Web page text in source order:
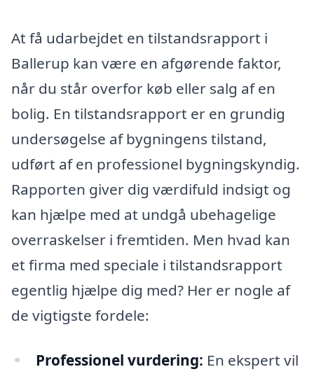
At få udarbejdet en tilstandsrapport i
Ballerup kan være en afgørende faktor,
når du står overfor køb eller salg af en
bolig. En tilstandsrapport er en grundig
undersøgelse af bygningens tilstand,
udført af en professionel bygningskyndig.
Rapporten giver dig værdifuld indsigt og
kan hjælpe med at undgå ubehagelige
overraskelser i fremtiden. Men hvad kan
et firma med speciale i tilstandsrapport
egentlig hjælpe dig med? Her er nogle af
de vigtigste fordele:
Professionel vurdering: En ekspert vil